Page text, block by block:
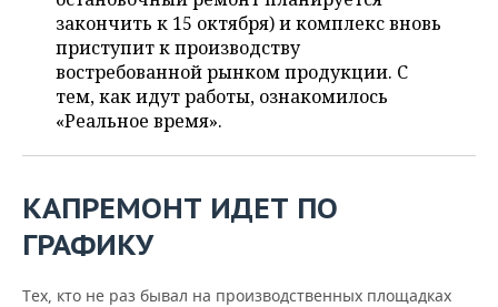
закончить к 15 октября) и комплекс вновь
приступит к производству
востребованной рынком продукции. С
тем, как идут работы, ознакомилось
«Реальное время».
КАПРЕМОНТ ИДЕТ ПО
ГРАФИКУ
Тех, кто не раз бывал на производственных площадках